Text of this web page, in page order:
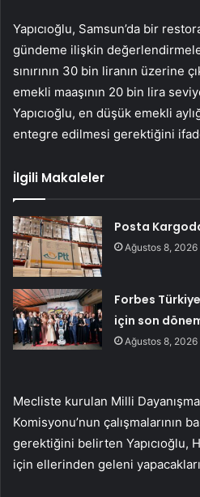
Yapıcıoğlu, Samsun’da bir
gündeme ilişkin
sınırının 30 bin liranın üzerine
emekli maaşının 20 bin lira
Yapıcıoğlu, en düşük emekli
entegre edilmesi gerektiğini
İlgili Makaleler
Posta
Ağustos 8, 2026
Forbes
için son
Ağustos 8, 2026
Mecliste kurulan Milli
Komisyonu’nun çalışmalarının
gerektiğini belirten Yapıcıoğlu,
için ellerinden geleni